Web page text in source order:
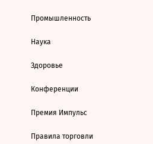
Промышленность
Наука
Здоровье
Конференции
Премия Импульс
Правила торговли